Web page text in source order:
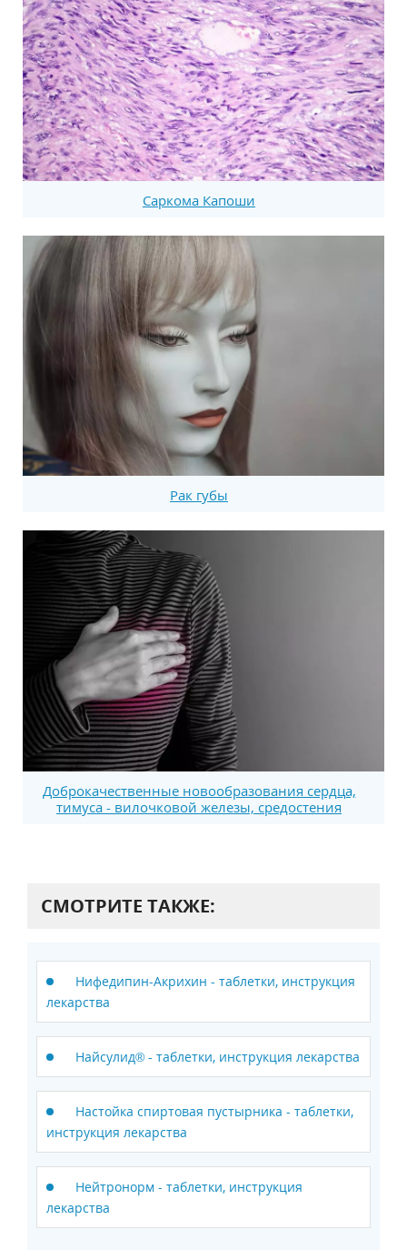
Саркома Капоши
Рак губы
Доброкачественные новообразования сердца,
тимуса - вилочковой железы, средостения
СМОТРИТЕ ТАКЖЕ:
Нифедипин-Акрихин - таблетки, инструкция
лекарства
Найсулид® - таблетки, инструкция лекарства
Настойка спиртовая пустырника - таблетки,
инструкция лекарства
Нейтронорм - таблетки, инструкция
лекарства